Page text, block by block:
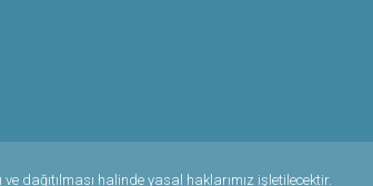
dağıtılması halinde yasal haklarımız işletilecektir.